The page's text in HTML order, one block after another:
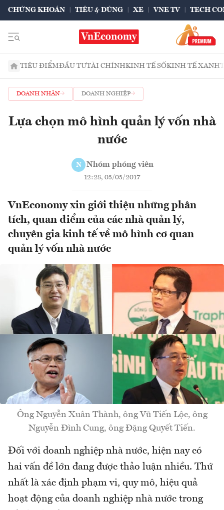
CHỨNG KHOÁN TIÊU & DÙNG XE VNE TV TECH
TIÊU ĐIỂMĐẦU TƯTÀI CHÍNHKINH TẾ SỐKINH TẾ XANH
DOANH NHÂN DOANH NGHIỆP
Lựa chọn mô hình quản lý vốn nhà
nước
N Nhóm phóng viên
12:28, 05/05/2017
VnEconomy xin giới thiệu những phân
tích, quan điểm của các nhà quản lý,
chuyên gia kinh tế về mô hình cơ quan
quản lý vốn nhà nước
Ông Nguyễn Xuân Thành, ông Vũ Tiến Lộc, ông
Nguyễn Đình Cung, ông Đặng Quyết Tiến.
Đối với doanh nghiệp nhà nước, hiện nay có
hai vấn đề lớn đang được thảo luận nhiều. Thứ
nhất là xác định phạm vi, quy mô, hiệu quả
hoạt động của doanh nghiệp nhà nước trong